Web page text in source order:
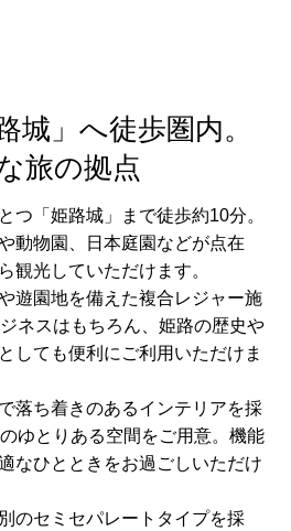
・JR＋宿泊プラン
城」へ徒歩圏内。
旅の拠点
つ「姫路城」まで徒歩約10分。
動物園、日本庭園などが点在
観光していただけます。
遊園地を備えた複合レジャー施
ネスはもちろん、姫路の歴史や
しても便利にご利用いただけま
落ち着きのあるインテリアを採
ゆとりある空間をご用意。機能
なひとときをお過ごしいただけ
のセミセパレートタイプを採